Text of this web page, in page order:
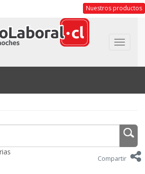
Nuestros productos
Toggle
Compartir